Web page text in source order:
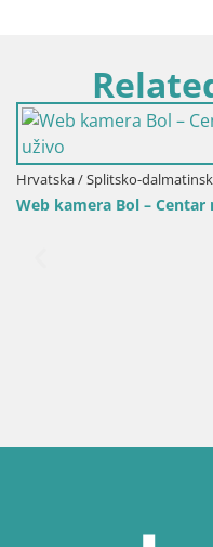
/ Splitsko-dalmatinska / Bol
Bol – Centar mjesta